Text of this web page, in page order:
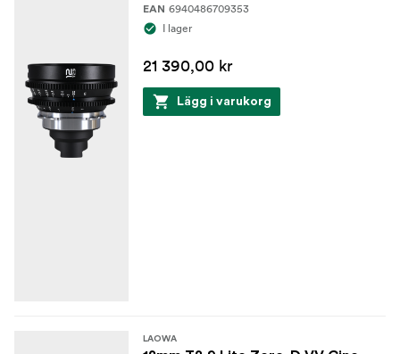
EAN 6940486709353
I lager
21 390,00 kr
Lägg i varukorg
LAOWA